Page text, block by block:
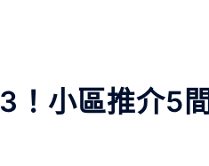
！小區推介5間